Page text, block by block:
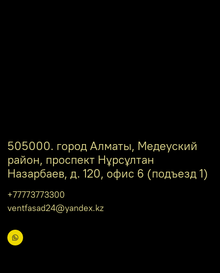
505000. город Алматы, Медеуский
район, проспект Нұрсұлтан
Назарбаев, д. 120, офис 6 (подъезд 1)
+77773773300
ventfasad24@yandex.kz